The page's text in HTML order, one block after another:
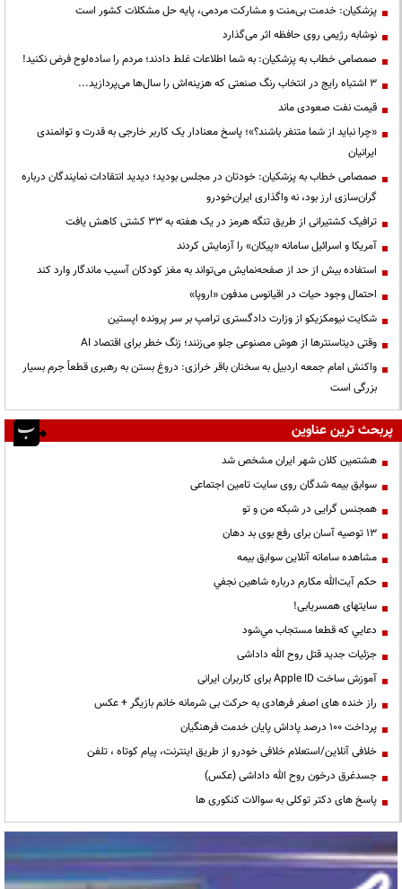
پزشکیان: خدمت بی‌منت و مشارکت مردمی، پایه حل مشکلات کشور است
نوشابه رژیمی روی حافظه اثر می‌گذارد
صمصامی خطاب به پزشکیان: به شما اطلاعات غلط دادند؛ مردم را ساده‌لوح فرض نکنید!
3 اشتباه رایج در انتخاب رنگ صنعتی که هزینه‌اش را سال‌ها می‌پردازید...
قیمت نفت صعودی ماند
«چرا نباید از شما متنفر باشند؟»؛ پاسخ معنادار یک کاربر خارجی به قدرت و توانمندی
ایرانیان
صمصامی خطاب به پزشکیان: خودتان در مجلس بودید؛ دیدید انتقادات نمایندگان درباره
گران‌سازی ارز بود، نه واگذاری ایران‌خودرو
ترافیک کشتیرانی از طریق تنگه هرمز در یک هفته به ۳۳ کشتی کاهش یافت
آمریکا و اسرائیل سامانه «پیکان» را آزمایش کردند
استفاده بیش از حد از صفحه‌نمایش می‌تواند به مغز کودکان آسیب ماندگار وارد کند
احتمال وجود حیات در اقیانوس مدفون «اروپا»
شکایت نیومکزیکو از وزارت دادگستری ترامپ بر سر پرونده اپستین
وقتی دیتاسنترها از هوش مصنوعی جلو می‌زنند؛ زنگ خطر برای اقتصاد AI
واکنش امام جمعه اردبیل به سخنان باقر خرازی: دروغ بستن به رهبری قطعاً جرم بسیار
بزرگی است
پربحث ترین عناوین
هشتمین کلان شهر ایران مشخص شد
سوابق بیمه شدگان روی سایت تامین اجتماعی
همجنس گرایی در شبکه من و تو
13 توصیه آسان برای رفع بوی بد دهان
مشاهده سامانه آنلاين سوابق بیمه
حكم آيت‌الله مكارم درباره شاهين نجفي
سایتهای همسریابی!
دعايي كه قطعا مستجاب مي‌شود
جزئیات جدید قتل روح الله داداشی
آموزش ساخت Apple ID برای کاربران ایرانی
راز خنده های اصغر فرهادی به حرکت بی شرمانه خانم بازیگر + عکس
پرداخت ۱۰۰ درصد پاداش پایان خدمت فرهنگیان
خلافی آنلاین/استعلام خلافی خودرو از طریق اینترنت، پیام کوتاه ، تلفن
جسدغرق درخون روح الله داداشی (عکس)
پاسخ های دکتر توکلی به سوالات کنکوری ها